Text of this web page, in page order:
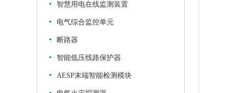
智慧用电在线监测装置
电气综合监控单元
断路器
智能低压线路保护器
AESP末端智能检测模块